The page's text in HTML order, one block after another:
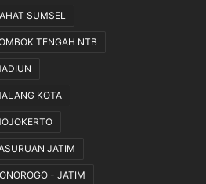
SUMSEL
TENGAH NTB
KOTA
JATIM
- JATIM